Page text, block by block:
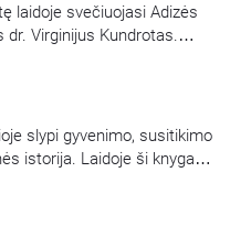
laidoje svečiuojasi Adizės
Virginijus Kundrotas.
Toliatas su laidos
slypi gyvenimo, susitikimo
istorija. Laidoje ši knyga